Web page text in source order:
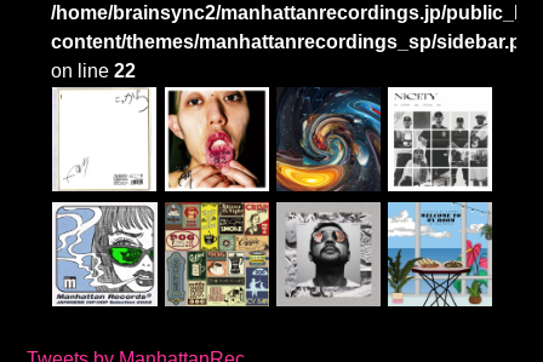
/home/brainsync2/manhattanrecordings.jp/
content/themes/manhattanrecordings_sp/
on line22